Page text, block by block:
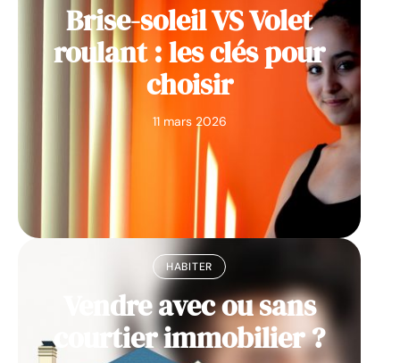
Brise-soleil VS Volet
roulant : les clés pour
choisir
11 mars 2026
HABITER
Vendre avec ou sans
courtier immobilier ?